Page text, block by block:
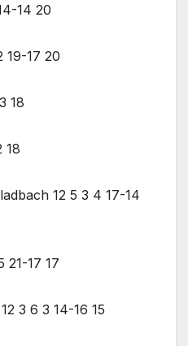
14 20
19-17 20
18
18
12 5 3 4 17-14
21-17 17
3 6 3 14-16 15